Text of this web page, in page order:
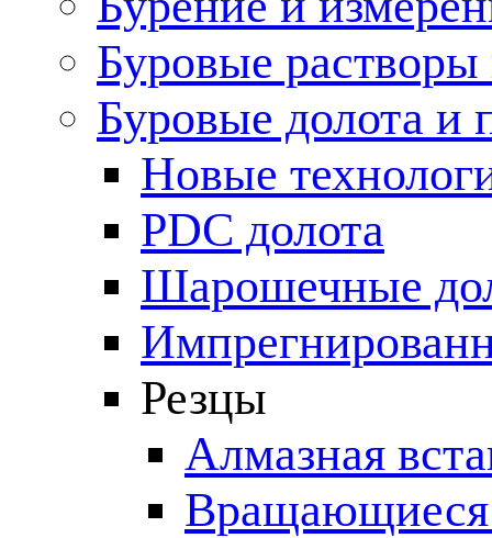
Буровые
Буровые долота и
Новые
PDC долота
Шарошечные
Резцы
Алмазная